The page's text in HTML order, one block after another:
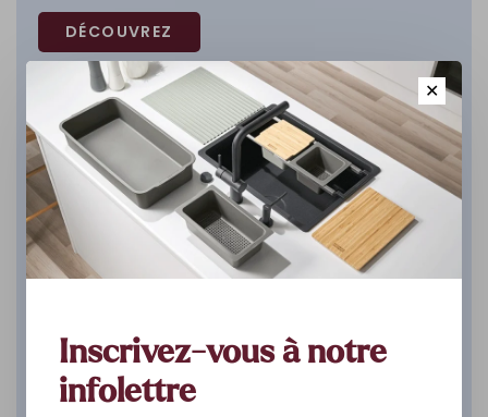
DÉCOUVREZ
✕
Inscrivez-vous à notre
infolettre